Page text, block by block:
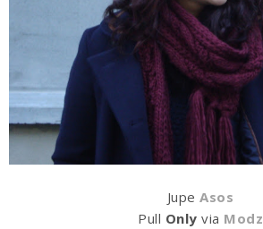
JupeAsos
Pull Only via Modz